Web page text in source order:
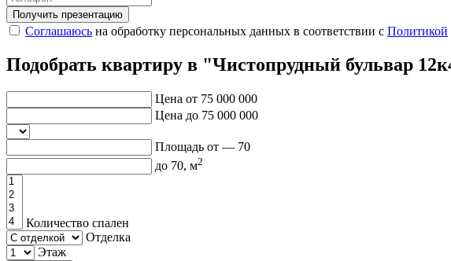
Соглашаюсь на обработку персональных данных в соответствии с Политикой
Подобрать квартиру в "Чистопрудный бульвар
Цена от 75 000 000
Цена до 75 000 000
Площадь от — 70
до 70, м2
Количество спален
Отделка
Этаж